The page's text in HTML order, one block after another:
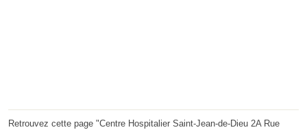
Retrouvez cette page "Centre Hospitalier Saint-Jean-de-Dieu 2A Rue